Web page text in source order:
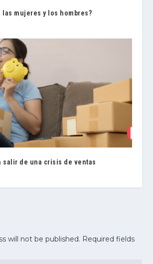
las mujeres y los hombres?
salir de una crisis de ventas
will not be published. Required fields